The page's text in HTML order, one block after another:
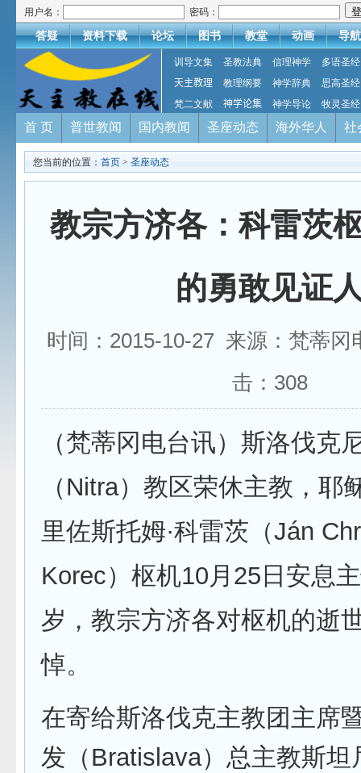
用户名： 密码：
答疑 资料下载 论坛 图书 教堂 动画 导航
训导文集 圣教法典 信理神学
多语圣经
天主教理
教理纲要 神学辞典
思高圣经
梵二文献
神学论集 神学导论 牧灵圣经
首 页 普世教闻 国内教闻 圣座动态 海外华人 社
您当前的位置： 首页 > 圣座动态
教宗方济各：科雷茨
的勇敢见证
时间：2015-10-27 来源：梵蒂
击： 308
（梵蒂冈电台讯）斯洛伐克
（Nitra）教区荣休主教，耶
里佐斯托姆·科雷茨（Ján
Korec）枢机10月25日安息
岁，教宗方济各对枢机的逝
悼。
在寄给斯洛伐克主教团主席
发（Bratislava）总主教斯坦